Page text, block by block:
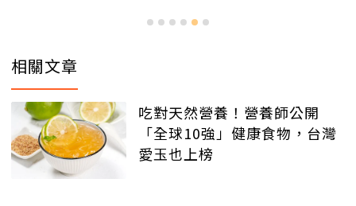
相關文章
吃對天然營養！營養師公開
「全球10強」健康食物，台灣
愛玉也上榜